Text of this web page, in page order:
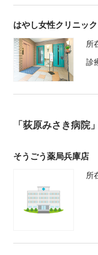
はやし女性クリニック
所
診
「荻原みさき病院
そうごう薬局兵庫店
所